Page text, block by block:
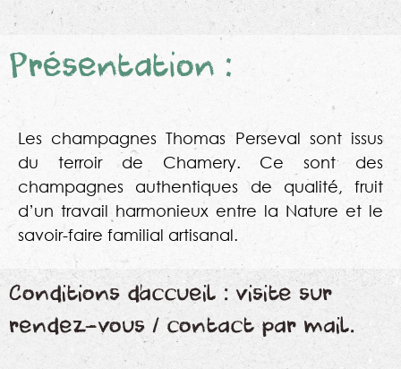
Présentation :
Les champagnes Thomas Perseval sont issus
du terroir de Chamery. Ce sont des
champagnes authentiques de qualité, fruit
d’un travail harmonieux entre la Nature et le
savoir-faire familial artisanal.
Conditions d’accueil : visite sur
rendez-vous / contact par mail.